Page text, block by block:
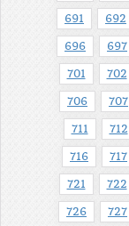
691 692
696 697
701 702
706 707
711 712
716 717
721 722
726 727